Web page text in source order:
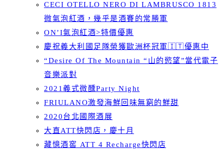
CECI OTELLO NERO DI LAMBRUSCO 1813
微氣泡紅酒，幾乎是酒賽的常勝軍
ON’I氣泡紅酒>特價優惠
慶祝義大利國足隊榮獲歐洲杯冠軍🇮🇹優惠中
“Desire Of The Mountain “山的慾望”當代電子
音樂派對
2021義式微醺Party Night
FRIULANO激發海鮮回味無窮的鮮甜
2020台北國際酒展
大直ATT快閃店，慶十月
藏憶酒窖 ATT 4 Recharge快閃店